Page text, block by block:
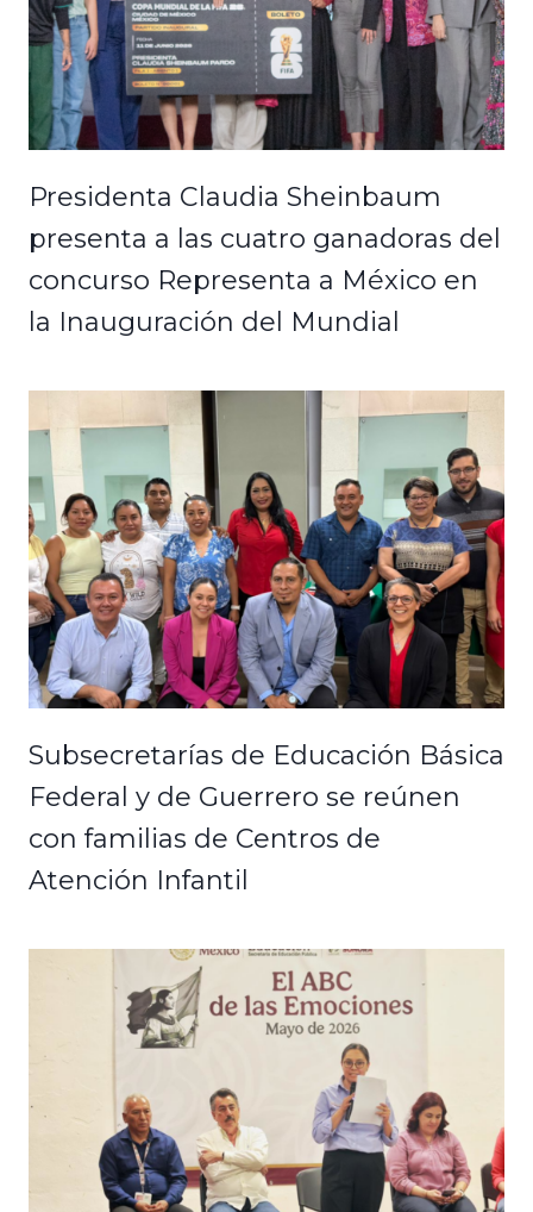
Presidenta Claudia Sheinbaum
presenta a las cuatro ganadoras del
concurso Representa a México en
la Inauguración del Mundial
Subsecretarías de Educación Básica
Federal y de Guerrero se reúnen
con familias de Centros de
Atención Infantil